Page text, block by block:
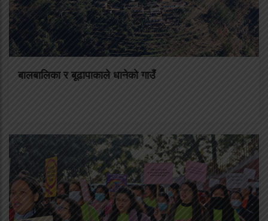
बालबालिका र बूढापाकाले धानेको गाउँ